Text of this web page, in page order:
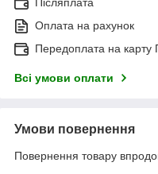
Післяплата
Оплата на рахунок
Передоплата на карту
Всі умови оплати
Умови повернення
Повернення товару